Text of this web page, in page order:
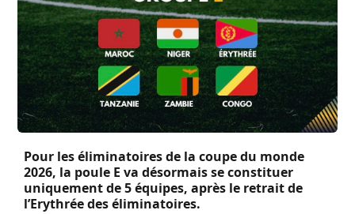
Pour les éliminatoires de la coupe du monde
2026, la poule E va désormais se constituer
uniquement de 5 équipes, après le retrait de
l’Erythrée des éliminatoires.